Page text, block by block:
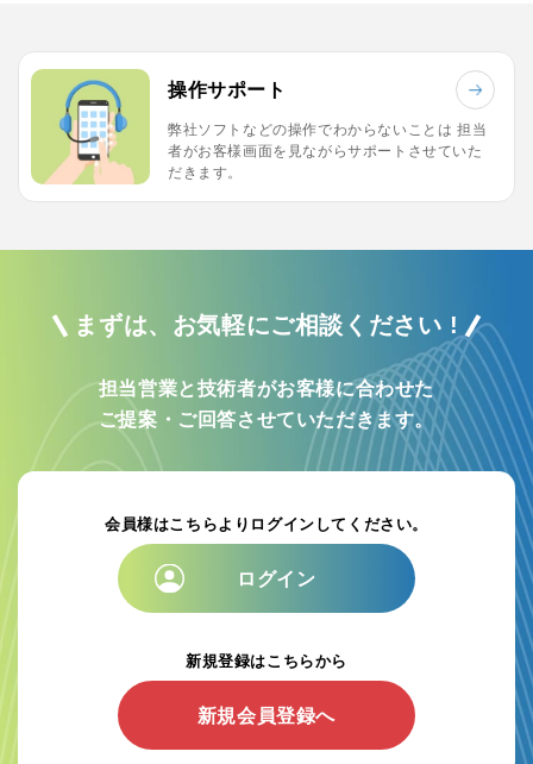
操作サポート
弊社ソフトなどの操作でわからないことは 担当
者がお客様画面を見ながらサポートさせていた
だきます。
まずは、お気軽にご相談ください !
担当営業と技術者がお客様に合わせた
ご提案・ご回答させていただきます。
会員様はこちらよりログインしてください。
ログイン
新規登録はこちらから
新規会員登録へ